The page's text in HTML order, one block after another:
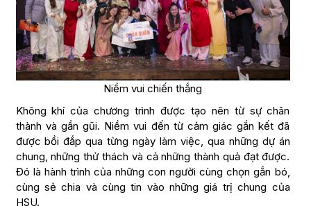
Niềm vui chiến thắng
Không khí của chương trình được tạo nên từ sự chân
thành và gần gũi. Niềm vui đến từ cảm giác gắn kết đã
được bồi đắp qua từng ngày làm việc, qua những dự án
chung, những thử thách và cả những thành quả đạt được.
Đó là hành trình của những con người cùng chọn gắn bó,
cùng sẻ chia và cùng tin vào những giá trị chung của
HSU.